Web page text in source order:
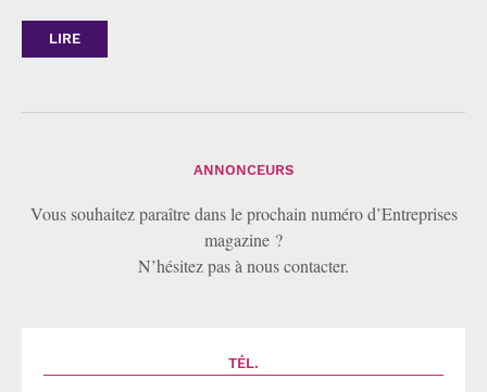
LIRE
ANNONCEURS
Vous souhaitez paraître dans le prochain numéro d’Entreprises
magazine ?
N’hésitez pas à nous contacter.
TÉL.